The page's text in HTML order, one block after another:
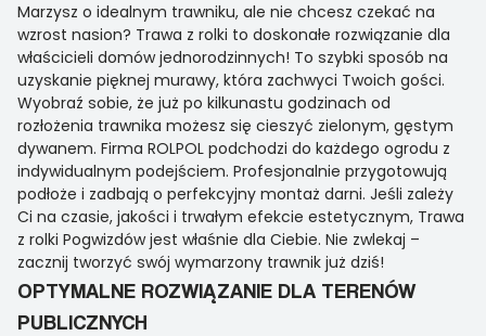
Marzysz o idealnym trawniku, ale nie chcesz czekać na
wzrost nasion? Trawa z rolki to doskonałe rozwiązanie dla
właścicieli domów jednorodzinnych! To szybki sposób na
uzyskanie pięknej murawy, która zachwyci Twoich gości.
Wyobraź sobie, że już po kilkunastu godzinach od
rozłożenia trawnika możesz się cieszyć zielonym, gęstym
dywanem. Firma ROLPOL podchodzi do każdego ogrodu z
indywidualnym podejściem. Profesjonalnie przygotowują
podłoże i zadbają o perfekcyjny montaż darni. Jeśli zależy
Ci na czasie, jakości i trwałym efekcie estetycznym, Trawa
z rolki Pogwizdów jest właśnie dla Ciebie. Nie zwlekaj –
zacznij tworzyć swój wymarzony trawnik już dziś!
OPTYMALNE ROZWIĄZANIE DLA TERENÓW
PUBLICZNYCH